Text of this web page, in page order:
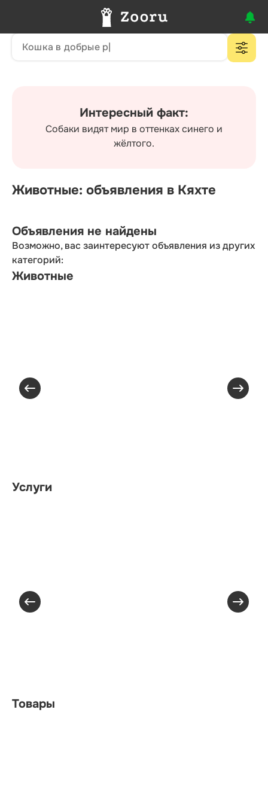
Интересный факт:
Собаки видят мир в оттенках синего и
жёлтого.
Животные: объявления в Кяхте
Объявления не найдены
Возможно, вас заинтересуют объявления из других
категорий:
Животные
Услуги
Товары